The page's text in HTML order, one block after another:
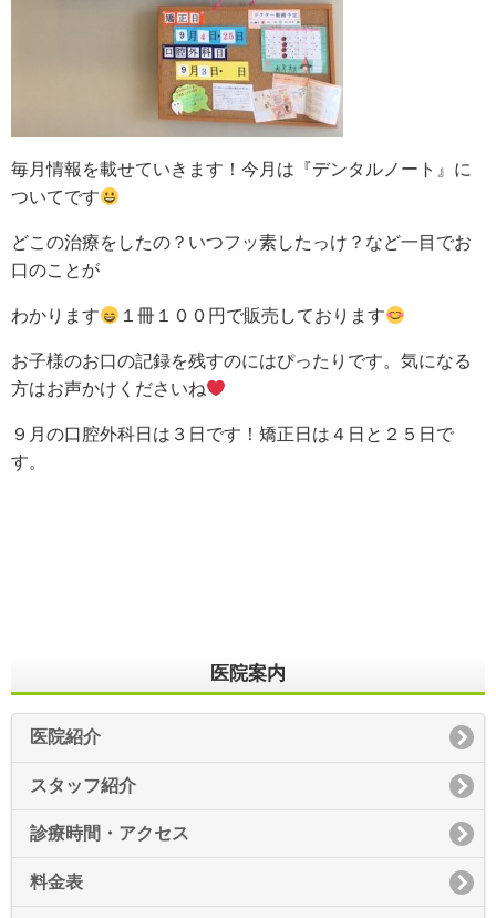
毎月情報を載せていきます！今月は『デンタルノート』に
ついてです
どこの治療をしたの？いつフッ素したっけ？など一目でお
口のことが
わかります １冊１００円で販売しております
お子様のお口の記録を残すのにはぴったりです。気になる
方はお声かけくださいね
９月の口腔外科日は３日です！矯正日は４日と２５日で
す。
医院案内
医院紹介
スタッフ紹介
診療時間・アクセス
料金表